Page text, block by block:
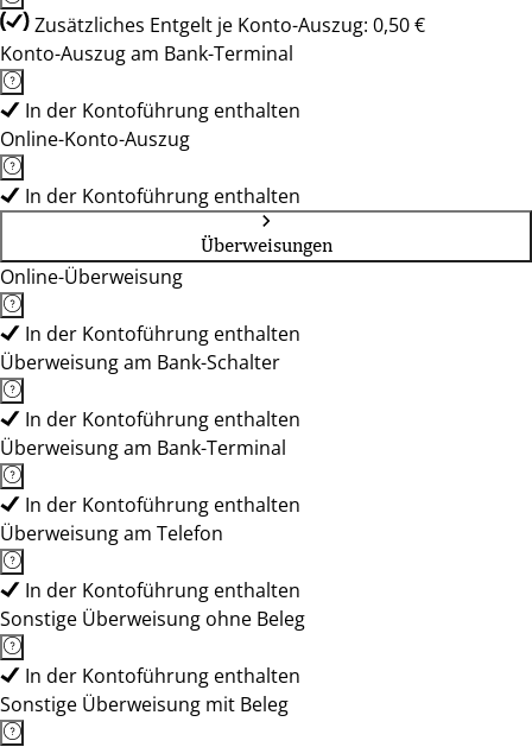
Zusätzliches Entgelt je Konto-Auszug: 0,50 €
Konto-Auszug am Bank-Terminal
In der Kontoführung enthalten
Online-Konto-Auszug
In der Kontoführung enthalten
Überweisungen
Online-Überweisung
In der Kontoführung enthalten
Überweisung am Bank-Schalter
In der Kontoführung enthalten
Überweisung am Bank-Terminal
In der Kontoführung enthalten
Überweisung am Telefon
In der Kontoführung enthalten
Sonstige Überweisung ohne Beleg
In der Kontoführung enthalten
Sonstige Überweisung mit Beleg